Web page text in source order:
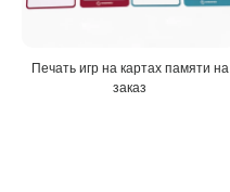
Печать игр на картах памяти на
заказ